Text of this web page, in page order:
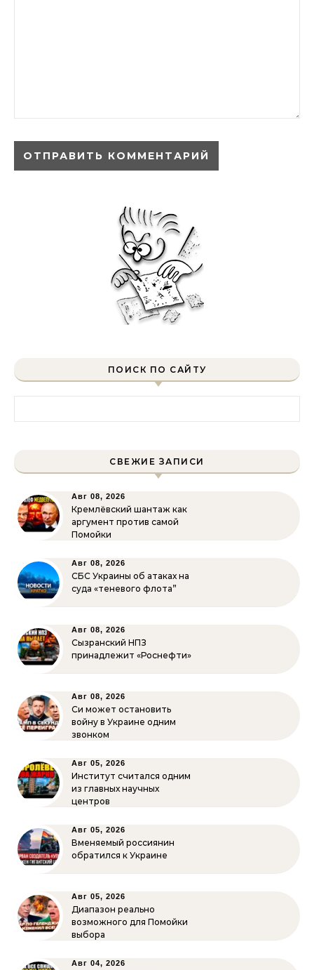
ПОИСК ПО САЙТУ
СВЕЖИЕ ЗАПИСИ
Авг 08, 2026
Кремлёвский шантаж как
аргумент против самой
Помойки
Авг 08, 2026
СБС Украины об атаках на
суда «теневого флота”
Авг 08, 2026
Сызранский НПЗ
принадлежит «Роснефти»
Авг 08, 2026
Си может остановить
войну в Украине одним
звонком
Авг 05, 2026
Институт считался одним
из главных научных
центров
Авг 05, 2026
Вменяемый россиянин
обратился к Украине
Авг 05, 2026
Диапазон реально
возможного для Помойки
выбора
Авг 04, 2026